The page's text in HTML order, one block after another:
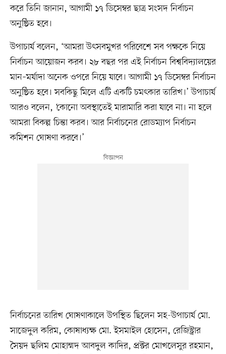
করে তিনি জানান, আগামী ১৭ ডিসেম্বর ছাত্র সংসদ নির্বাচন
অনুষ্ঠিত হবে।
উপাচার্য বলেন, ‘আমরা উৎসবমুখর পরিবেশে সব পক্ষকে নিয়ে
নির্বাচন আয়োজন করব। ২৮ বছর পর এই নির্বাচন বিশ্ববিদ্যালয়ের
মান–মর্যাদা অনেক ওপরে নিয়ে যাবে। আগামী ১৭ ডিসেম্বর নির্বাচন
অনুষ্ঠিত হবে। সবকিছু মিলে এটি একটি চমৎকার তারিখ।’ উপাচার্য
আরও বলেন, ‘কোনো অবস্থাতেই মারামারি করা যাবে না। না হলে
আমরা বিকল্প চিন্তা করব। আর নির্বাচনের রোডম্যাপ নির্বাচন
কমিশন ঘোষণা করবে।’
নির্বাচনের তারিখ ঘোষণাকালে উপস্থিত ছিলেন সহ-উপাচার্য মো.
সাজেদুল করিম, কোষাধ্যক্ষ মো. ইসমাইল হোসেন, রেজিস্ট্রার
সৈয়দ ছলিম মোহাম্মদ আবদুল কাদির, প্রক্টর মোখলেসুর রহমান,